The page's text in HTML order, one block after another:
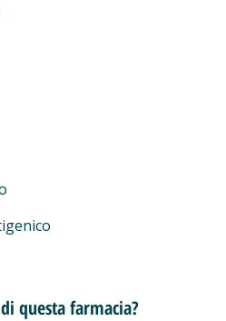
questa farmacia?